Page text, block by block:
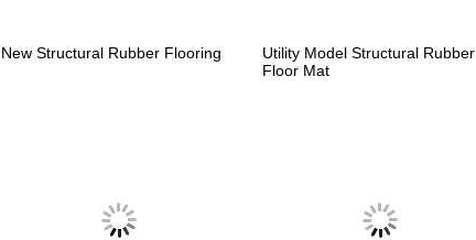
New Structural Rubber Flooring
Utility Model Structural Rubber
Floor Mat